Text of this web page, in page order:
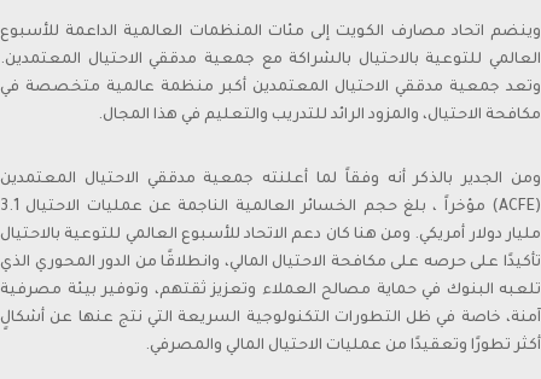
وينضم اتحاد مصارف الكويت إلى مئات المنظمات العالمية الداعمة للأسبوع
العالمي للتوعية بالاحتيال بالشراكة مع جمعية مدققي الاحتيال المعتمدين.
وتعد جمعية مدققي الاحتيال المعتمدين أكبر منظمة عالمية متخصصة في
مكافحة الاحتيال، والمزود الرائد للتدريب والتعليم في هذا المجال.
ومن الجدير بالذكر أنه وفقاً لما أعلنته جمعية مدققي الاحتيال المعتمدين
(ACFE) مؤخراً ، بلغ حجم الخسائر العالمية الناجمة عن عمليات الاحتيال 3.1
مليار دولار أمريكي. ومن هنا كان دعم الاتحاد للأسبوع العالمي للتوعية بالاحتيال
تأكيدًا على حرصه على مكافحة الاحتيال المالي، وانطلاقًا من الدور المحوري الذي
تلعبه البنوك في حماية مصالح العملاء وتعزيز ثقتهم، وتوفير بيئة مصرفية
آمنة، خاصة في ظل التطورات التكنولوجية السريعة التي نتج عنها عن أشكالٍ
أكثر تطورًا وتعقيدًا من عمليات الاحتيال المالي والمصرفي.
Sheikh Ahmad Duaij Jaber Al Sabah is the Chairman of
Commercial Bank of Kuwait since April 1st 2018, after
holding the position of Vice Chairman from 4/4/2015